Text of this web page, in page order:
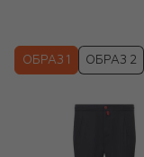
ОБРАЗ 1 ОБРАЗ 2